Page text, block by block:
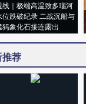
线｜极端高温致多瑙河
位跌破纪录 二战沉船与
犸象化石接连露出
推荐